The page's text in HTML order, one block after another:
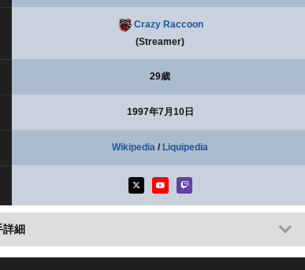
Crazy Raccoon
(Streamer)
29歳
1997年7月10日
Wikipedia /Liquipedia
詳細